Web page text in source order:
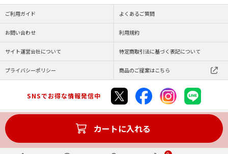
カートに入れる
ご利用ガイド よくあるご質問
お問い合わせ 利用規約
サイト運営会社について 特定商取引法に基づく表記について
プライバシーポリシー 商品のご提案はこちら
SNSでお得な情報発信中